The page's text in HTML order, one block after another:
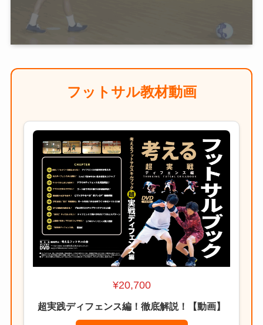
フットサル教材動画
¥20,700
超実践ディフェンス編！徹底解説！【動画】